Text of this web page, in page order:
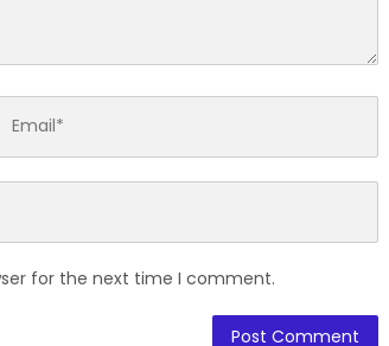
for the next time I comment.